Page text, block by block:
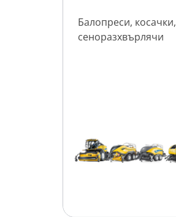
Балопреси,
сеноразхвърлячи